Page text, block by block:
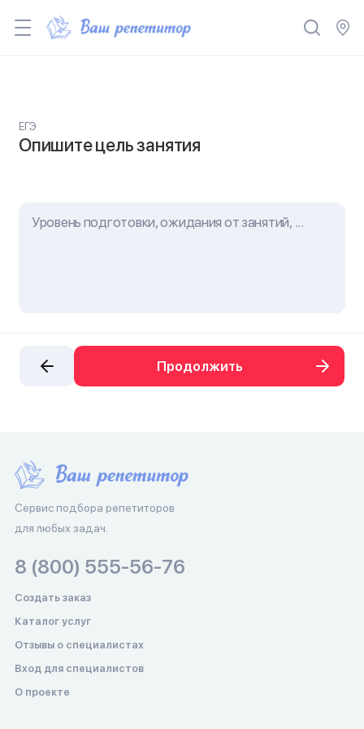
ЕГЭ
Опишите цель занятия
Продолжить
Сервис подбора репетиторов
для любых задач.
Создать заказ
Каталог услуг
Отзывы о специалистах
Вход для специалистов
О проекте
8 (800) 555-56-76